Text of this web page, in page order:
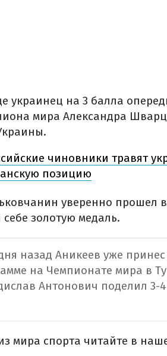
украинец на 3 балла
мира Александра
чиновники травят
позицию
уверенно прошел
золотую медаль.
назад Аникеев уже
на Чемпионате мира в
Антонович поделил 3-
мира спорта читайте в